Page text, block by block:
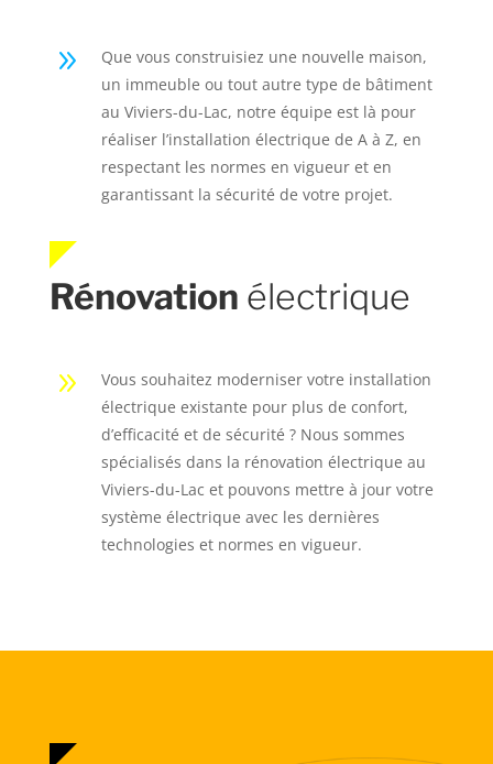
9
Que vous construisiez une nouvelle maison,
un immeuble ou tout autre type de bâtiment
au Viviers-du-Lac, notre équipe est là pour
réaliser l’installation électrique de A à Z, en
respectant les normes en vigueur et en
garantissant la sécurité de votre projet.
Rénovation électrique
9
Vous souhaitez moderniser votre installation
électrique existante pour plus de confort,
d’efficacité et de sécurité ? Nous sommes
spécialisés dans la rénovation électrique au
Viviers-du-Lac et pouvons mettre à jour votre
système électrique avec les dernières
technologies et normes en vigueur.